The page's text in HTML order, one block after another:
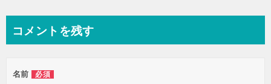
ビ
ー
コメントを残す
名前 必須